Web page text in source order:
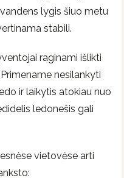
lygis šiuo metu
stabili.
raginami išlikti
nesilankyti
ir laikytis atokiau nuo
ledonešis gali
vietovėse arti